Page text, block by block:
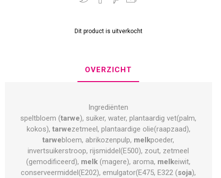
Dit product is uitverkocht
OVERZICHT
Ingrediënten
speltbloem (tarwe), suiker, water, plantaardig vet(palm,
kokos), tarwezetmeel, plantaardige olie(raapzaad),
tarwebloem, abrikozenpulp, melkpoeder,
invertsuikerstroop, rijsmiddel(E500), zout, zetmeel
(gemodificeerd), melk (magere), aroma, melkeiwit,
conserveermiddel(E202), emulgator(E475, E322 (soja),